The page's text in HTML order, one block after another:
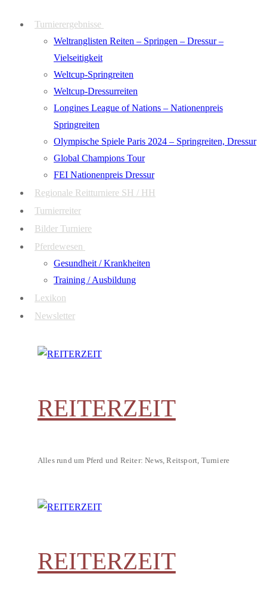
Turnierergebnisse
Weltranglisten Reiten – Springen – Dressur –
Vielseitigkeit
Weltcup-Springreiten
Weltcup-Dressurreiten
Longines League of Nations – Nationenpreis
Springreiten
Olympische Spiele Paris 2024 – Springreiten, Dressur
Global Champions Tour
FEI Nationenpreis Dressur
Regionale Reitturniere SH / HH
Turnierreiter
Bilder Turniere
Pferdewesen
Gesundheit / Krankheiten
Training / Ausbildung
Lexikon
Newsletter
REITERZEIT
Alles rund um Pferd und Reiter: News, Reitsport, Turniere
REITERZEIT